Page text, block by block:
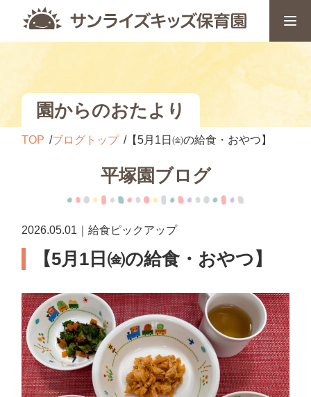
園からのおたより
TOP ブログトップ 【5月1日㈮の給食・おやつ】
平塚園ブログ
2026.05.01｜給食ピックアップ
【5月1日㈮の給食・おやつ】